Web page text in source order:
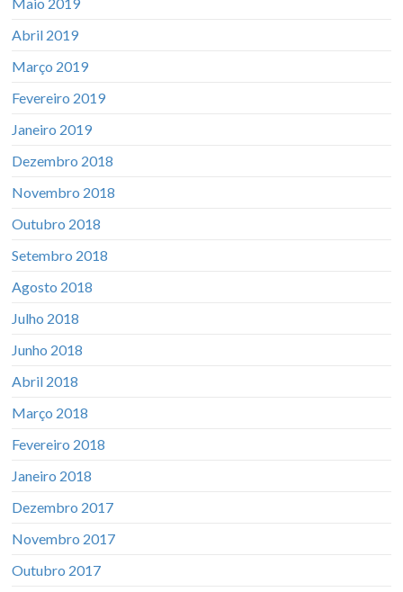
Abril 2019
Março 2019
Fevereiro 2019
Janeiro 2019
Dezembro 2018
Novembro 2018
Outubro 2018
Setembro 2018
Agosto 2018
Julho 2018
Junho 2018
Abril 2018
Março 2018
Fevereiro 2018
Janeiro 2018
Dezembro 2017
Novembro 2017
Outubro 2017